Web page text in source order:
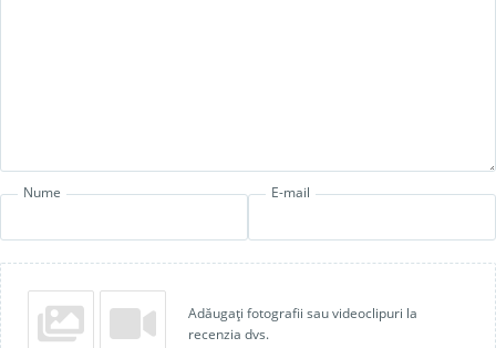
Nume E-mail
Adăugați fotografii sau videoclipuri la
recenzia dvs.